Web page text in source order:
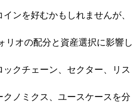
ンを好むかもしれませんが、
リオの配分と資産選択に影響し
クチェーン、セクター、リス
ノミクス、ユースケースを分